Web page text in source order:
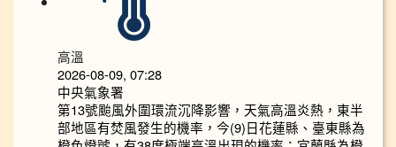
高溫
2026-08-09, 07:28
中央氣象署
第13號颱風外圍環流沉降影響，天氣高溫炎熱，東半
部地區有焚風發生的機率，今(9)日花蓮縣、臺東縣為